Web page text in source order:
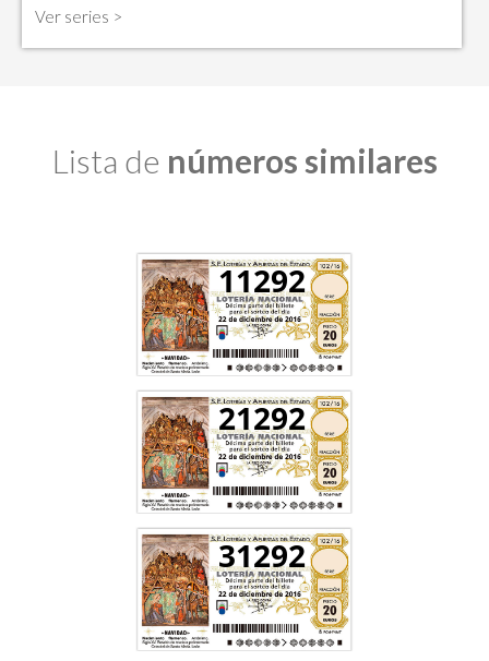
Ver series >
Lista de números similares
11292
21292
31292